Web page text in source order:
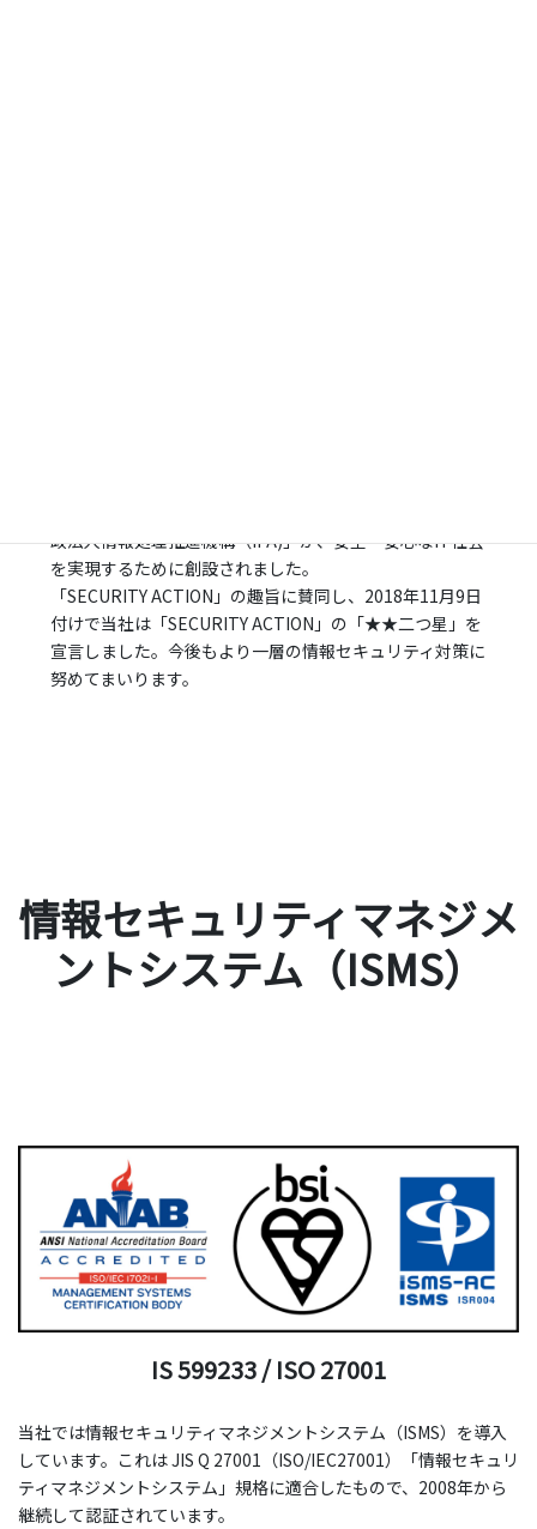
政法人情報処理推進機構（IPA)」が、安全・安心なIT社会
を実現するために創設されました。
「SECURITY ACTION」の趣旨に賛同し、2018年11月9日
付けで当社は「SECURITY ACTION」の「★★二つ星」を
宣言しました。今後もより一層の情報セキュリティ対策に
努めてまいります。
情報セキュリティマネジメ
ントシステム（ISMS）
IS 599233 / ISO 27001
当社では情報セキュリティマネジメントシステム（ISMS）を導入
しています。これは JIS Q 27001（ISO/IEC27001）「情報セキュリ
ティマネジメントシステム」規格に適合したもので、2008年から
継続して認証されています。